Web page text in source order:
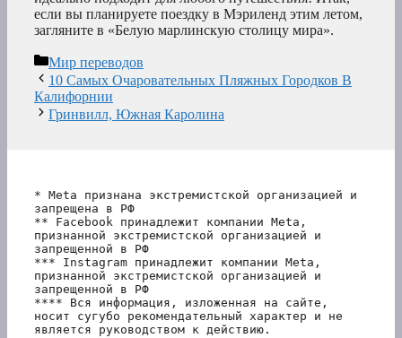
если вы планируете поездку в Мэриленд этим летом,
загляните в «Белую марлинскую столицу мира».
Рубрики
Мир переводов
10 Самых Очаровательных Пляжных Городков В
Калифорнии
Гринвилл, Южная Каролина
* Meta признана экстремистской организацией и
запрещена в РФ
** Facebook принадлежит компании Meta,
признанной экстремистской организацией и
запрещенной в РФ
*** Instagram принадлежит компании Meta,
признанной экстремистской организацией и
запрещенной в РФ
**** Вся информация, изложенная на сайте,
носит сугубо рекомендательный характер и не
является руководством к действию.